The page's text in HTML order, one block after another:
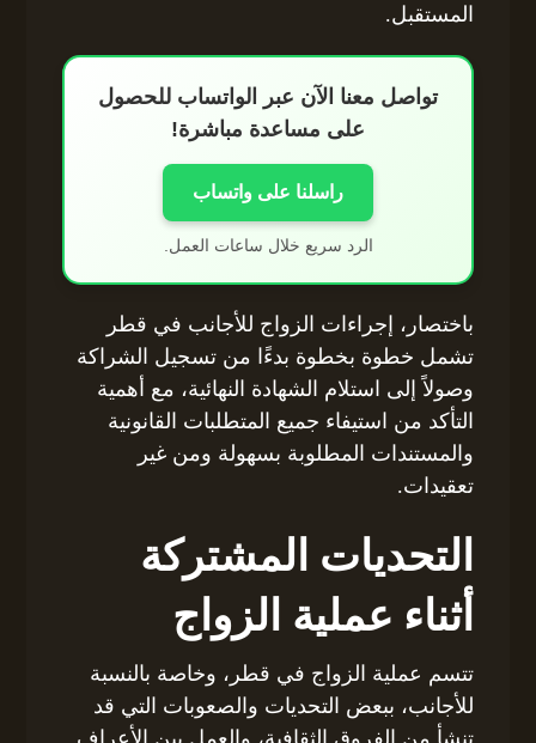
المستقبل.
تواصل معنا الآن عبر الواتساب للحصول
على مساعدة مباشرة!
راسلنا على واتساب
الرد سريع خلال ساعات العمل.
باختصار، إجراءات الزواج للأجانب في قطر
تشمل خطوة بخطوة بدءًا من تسجيل الشراكة
وصولاً إلى استلام الشهادة النهائية، مع أهمية
التأكد من استيفاء جميع المتطلبات القانونية
والمستندات المطلوبة بسهولة ومن غير
تعقيدات.
التحديات المشتركة
أثناء عملية الزواج
تتسم عملية الزواج في قطر، وخاصة بالنسبة
للأجانب، ببعض التحديات والصعوبات التي قد
تنشأ من الفروق الثقافية، والعمل بين الأعراف